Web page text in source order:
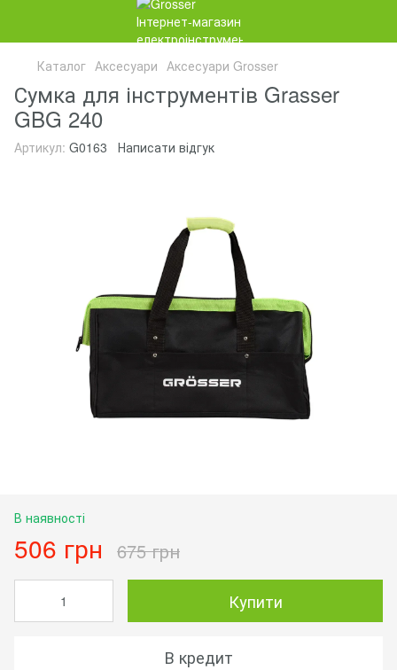
Каталог Аксесуари Аксесуари Grosser
Сумка для інструментів Grasser
GBG 240
Артикул: G0163 Написати відгук
В наявності
506 грн 675 грн
Купити
В кредит